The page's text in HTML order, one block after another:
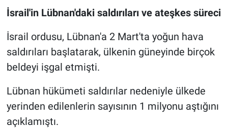
İsrail'in Lübnan'daki saldırıları ve ateşkes süreci
İsrail ordusu, Lübnan'a 2 Mart'ta yoğun hava
saldırıları başlatarak, ülkenin güneyinde birçok
beldeyi işgal etmişti.
Lübnan hükümeti saldırılar nedeniyle ülkede
yerinden edilenlerin sayısının 1 milyonu aştığını
açıklamıştı.